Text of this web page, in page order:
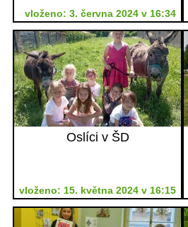
vloženo: 3. června 2024 v 16:34
Oslíci v ŠD
vloženo: 15. května 2024 v 16:15